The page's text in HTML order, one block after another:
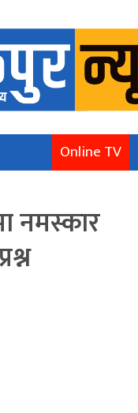
Online TV
नमस्कार